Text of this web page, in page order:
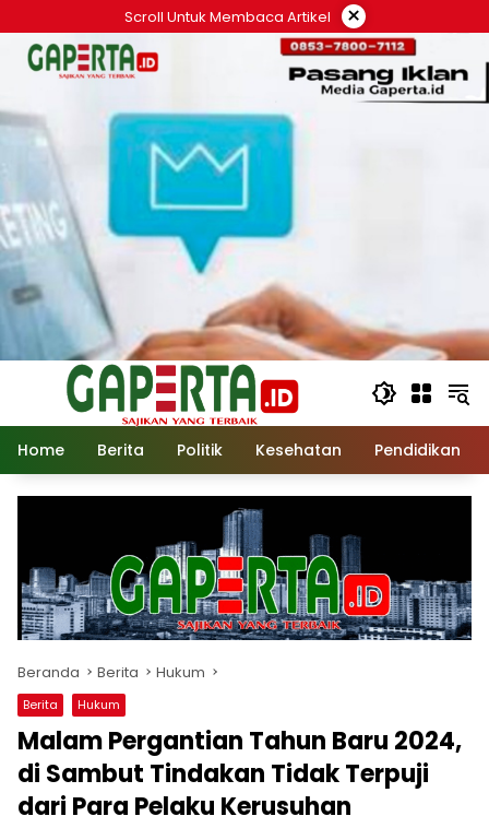
ke
konten
Scroll Untuk Membaca Artikel ×
Home Berita Politik Kesehatan Pendidikan
Beranda Berita Hukum
Berita Hukum
Malam Pergantian Tahun Baru 2024,
di Sambut Tindakan Tidak Terpuji
dari Para Pelaku Kerusuhan